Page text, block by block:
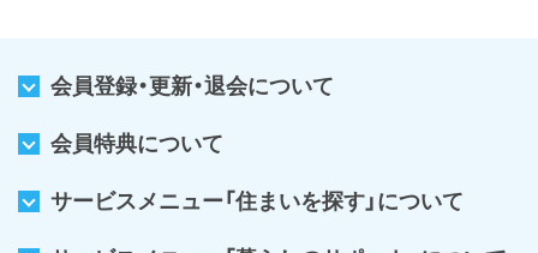
会員登録・更新・退会について
会員特典について
サービスメニュー「住まいを探す」 について